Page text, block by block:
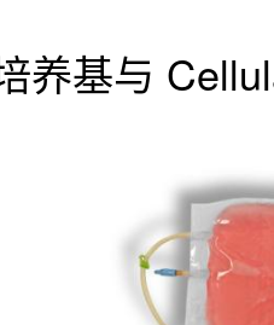
养基与